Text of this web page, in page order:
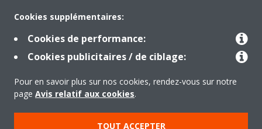
Contact
Products
Copyright © Daikin
Cookies supplémentaires:
Cookies de performance:
Cookies publicitaires / de ciblage:
Pour en savoir plus sur nos cookies, rendez-vous sur notre
page Avis relatif aux cookies.
TOUT ACCEPTER